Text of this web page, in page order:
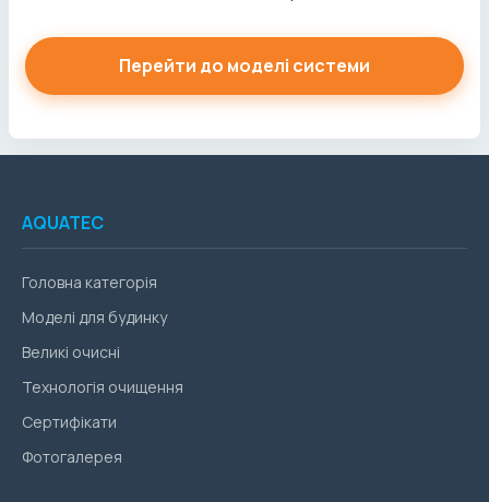
Перейти до моделі системи
AQUATEC
Головна категорія
Моделі для будинку
Великі очисні
Технологія очищення
Сертифікати
Фотогалерея